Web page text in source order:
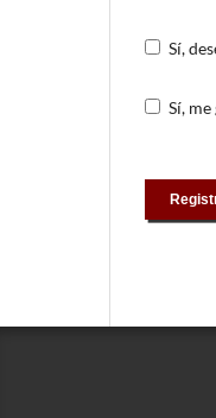
Sí,
Sí,